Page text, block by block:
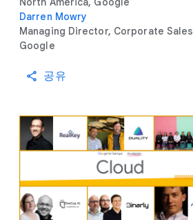
Darren Mowry
Managing Director, Corporate Sales
Google
공유